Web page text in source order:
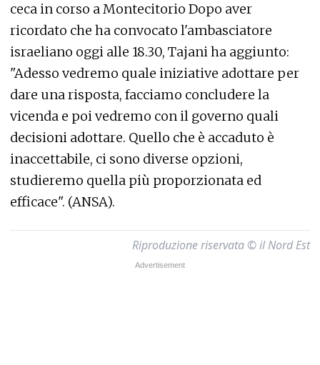
ceca in corso a Montecitorio Dopo aver
ricordato che ha convocato l'ambasciatore
israeliano oggi alle 18.30, Tajani ha aggiunto:
"Adesso vedremo quale iniziative adottare per
dare una risposta, facciamo concludere la
vicenda e poi vedremo con il governo quali
decisioni adottare. Quello che è accaduto è
inaccettabile, ci sono diverse opzioni,
studieremo quella più proporzionata ed
efficace". (ANSA).
Riproduzione riservata © il Nord Est